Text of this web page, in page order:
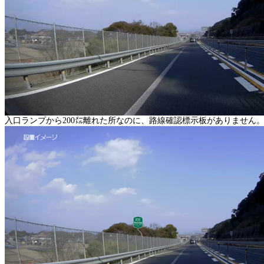
入口ランプから200㍍離れた所なのに、路線確認標示板がありません。